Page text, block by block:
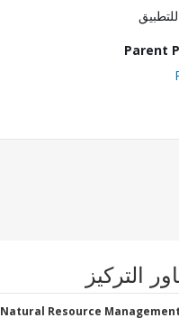
Parent
التركيز
Resource Management